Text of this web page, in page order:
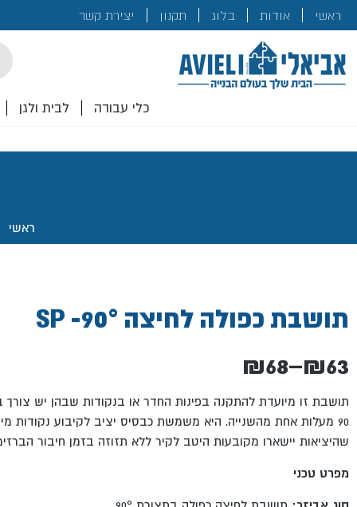
ראשי אודות בלוג תקנון יצירת קשרלכם!
כלי עבודה לבית ולגן
ראשי
תושבת כפולה לחיצה 90°- SP
₪63
–
₪68
טווח
מחירים:
תושבת זו מיועדת להתקנה בפינות החדר או בנקודות שבהן יש צורך
90 מעלות אחת מהשנייה.
היא משמשת כבסיס יציב לקיבוע נקודות
שהיציאות יישארו מקובעות היטב לקיר ללא תזוזה בזמן חיבור
מפרט טכני